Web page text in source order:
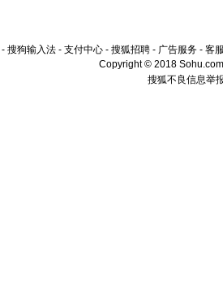
- 搜狗输入法 - 支付中心 - 搜狐招聘 - 广告服务 - 客
Copyright © 2018
搜狐不良信息举